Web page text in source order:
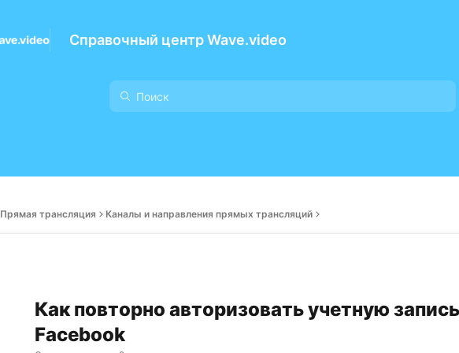
Справочный центр Wave.video
Прямая трансляция Каналы и направления прямых трансляций
Как повторно авторизовать учетную запись
Facebook